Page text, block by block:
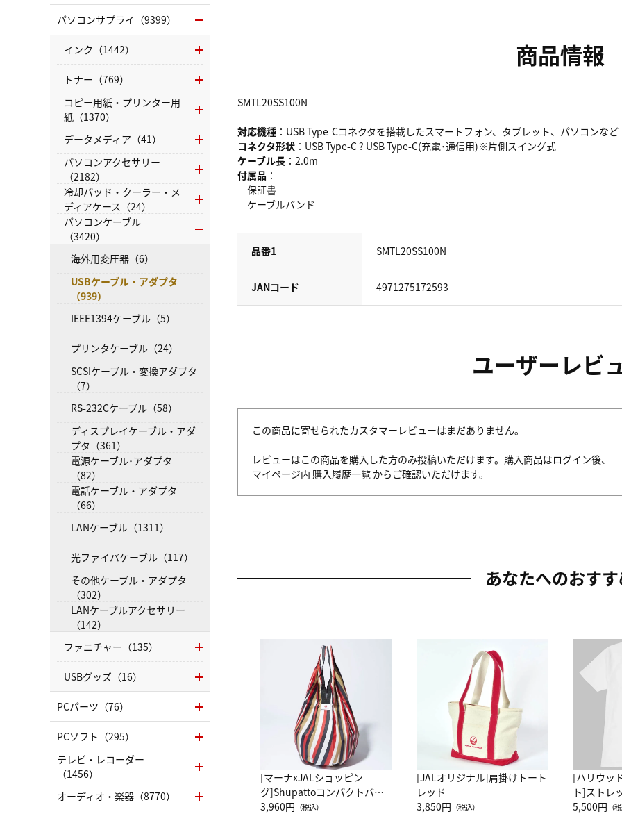
商品情報
SMTL20SS100N
対応機種 ：USB Type-Cコネクタを搭載したスマートフォン、タブレット、パソコンなど
コネクタ形状 ：USB Type-C ? USB Type-C(充電･通信用)※片側スイング式
ケーブル長 ：2.0m
付属品 ：
保証書
ケーブルバンド
品番1 SMTL20SS100N
JANコード 4971275172593
ユーザーレビ
この商品に寄せられたカスタマーレビューはまだありません。
レビューはこの商品を購入した方のみ投稿いただけます。購入商品はログイン後、
マイページ内 購入履歴一覧 からご確認いただけます。
あなたへのおす
[マーナxJALショッピン
グ]Shupattoコンパクトバッ
グ Drop JAL客室乗務員
3,960円 （税込）
[JALオリジナル]肩掛けトート
レッド
3,850円 （税込）
[ハリウッ
ト]ストレ
ーネック
5,500円 （
パソコンサプライ（9399）
インク（1442）
トナー（769）
コピー用紙・プリンター用
紙（1370）
データメディア（41）
パソコンアクセサリー
（2182）
冷却パッド・クーラー・メ
ディアケース（24）
パソコンケーブル
（3420）
海外用変圧器（6）
USBケーブル・アダプタ
（939）
IEEE1394ケーブル（5）
プリンタケーブル（24）
SCSIケーブル・変換アダプタ
（7）
RS-232Cケーブル（58）
ディスプレイケーブル・アダ
プタ（361）
電源ケーブル･アダプタ
（82）
電話ケーブル・アダプタ
（66）
LANケーブル（1311）
光ファイバケーブル（117）
その他ケーブル・アダプタ
（302）
LANケーブルアクセサリー
（142）
ファニチャー（135）
USBグッズ（16）
PCパーツ（76）
PCソフト（295）
テレビ・レコーダー
（1456）
オーディオ・楽器（8770）